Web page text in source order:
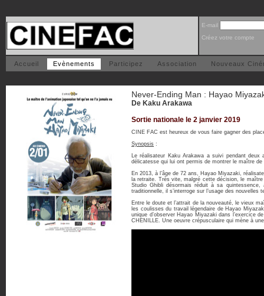
E-mail
Créez votre compte
Accueil Evènements Participez Association Nouveaux
Never-Ending Man : Hayao
De Kaku Arakawa
Sortie nationale le 2 janvier 2019
CINE FAC est heureux de vous faire gagner des
Synopsis :
Le réalisateur Kaku Arakawa a suivi pendant
délicatesse qui lui ont permis de montrer le maître de
En 2013, à l’âge de 72 ans, Hayao Miyazaki,
la retraite. Très vite, malgré cette décision, le
Studio Ghibli désormais réduit à sa quintessence,
traditionnelle, il s’interroge sur l’usage des nouvelles
Entre le doute et l’attrait de la nouveauté, le vieux
les coulisses du travail légendaire de Hayao
unique d’observer Hayao Miyazaki dans l’exercice
CHENILLE. Une oeuvre crépusculaire qui mène à